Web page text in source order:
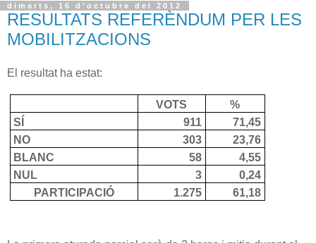
dimarts, 16 d’octubre del 2012
RESULTATS REFERÈNDUM PER LES
MOBILITZACIONS
El resultat ha estat:
VOTS
%
SÍ
911
71,45
NO
303
23,76
BLANC
58
4,55
NUL
3
0,24
PARTICIPACIÓ
1.275 61,18